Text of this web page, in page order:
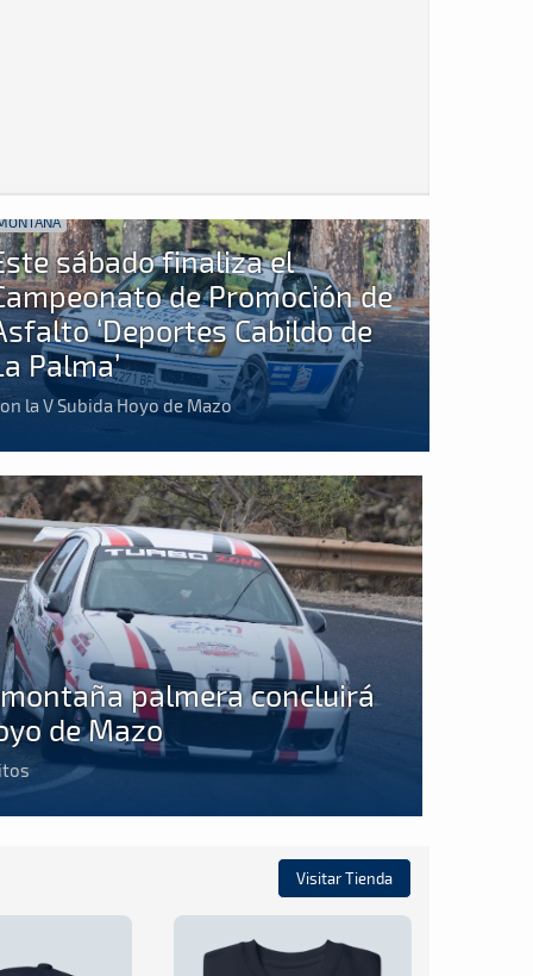
sábado finaliza el
de Promoción de
‘Deportes Cabildo de
Palma’
la V Subida Hoyo de Mazo
palmera concluirá
de Mazo
Visitar Tienda